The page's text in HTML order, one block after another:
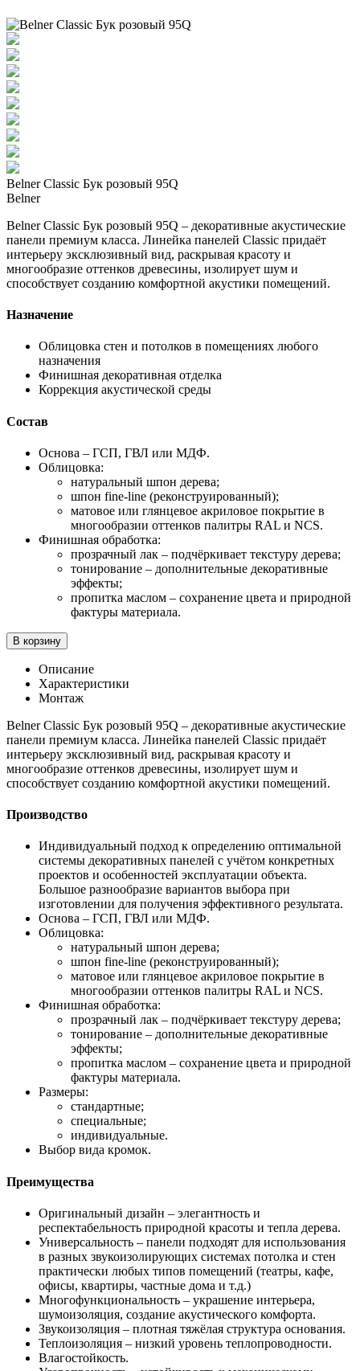
Belner Classic Бук розовый 95Q
Belner
Belner Classic Бук розовый 95Q – декоративные акустические
панели премиум класса. Линейка панелей Classic придаёт
интерьеру эксклюзивный вид, раскрывая красоту и
многообразие оттенков древесины, изолирует шум и
способствует созданию комфортной акустики помещений.
Назначение
Облицовка стен и потолков в помещениях любого
назначения
Финишная декоративная отделка
Коррекция акустической среды
Состав
Основа – ГСП, ГВЛ или МДФ.
Облицовка:
натуральный шпон дерева;
шпон fine-line (реконструированный);
матовое или глянцевое акриловое покрытие в
многообразии оттенков палитры RAL и NCS.
Финишная обработка:
прозрачный лак – подчёркивает текстуру дерева;
тонирование – дополнительные декоративные
эффекты;
пропитка маслом – сохранение цвета и природной
фактуры материала.
В корзину
Описание
Характеристики
Монтаж
Belner Classic Бук розовый 95Q – декоративные акустические
панели премиум класса. Линейка панелей Classic придаёт
интерьеру эксклюзивный вид, раскрывая красоту и
многообразие оттенков древесины, изолирует шум и
способствует созданию комфортной акустики помещений.
Производство
Индивидуальный подход к определению оптимальной
системы декоративных панелей с учётом конкретных
проектов и особенностей эксплуатации объекта.
Большое разнообразие вариантов выбора при
изготовлении для получения эффективного результата.
Основа – ГСП, ГВЛ или МДФ.
Облицовка:
натуральный шпон дерева;
шпон fine-line (реконструированный);
матовое или глянцевое акриловое покрытие в
многообразии оттенков палитры RAL и NCS.
Финишная обработка:
прозрачный лак – подчёркивает текстуру дерева;
тонирование – дополнительные декоративные
эффекты;
пропитка маслом – сохранение цвета и природной
фактуры материала.
Размеры:
стандартные;
специальные;
индивидуальные.
Выбор вида кромок.
Преимущества
Оригинальный дизайн – элегантность и
респектабельность природной красоты и тепла дерева.
Универсальность – панели подходят для использования
в разных звукоизолирующих системах потолка и стен
практически любых типов помещений (театры, кафе,
офисы, квартиры, частные дома и т.д.)
Многофункциональность – украшение интерьера,
шумоизоляция, создание акустического комфорта.
Звукоизоляция – плотная тяжёлая структура основания.
Теплоизоляция – низкий уровень теплопроводности.
Влагостойкость.